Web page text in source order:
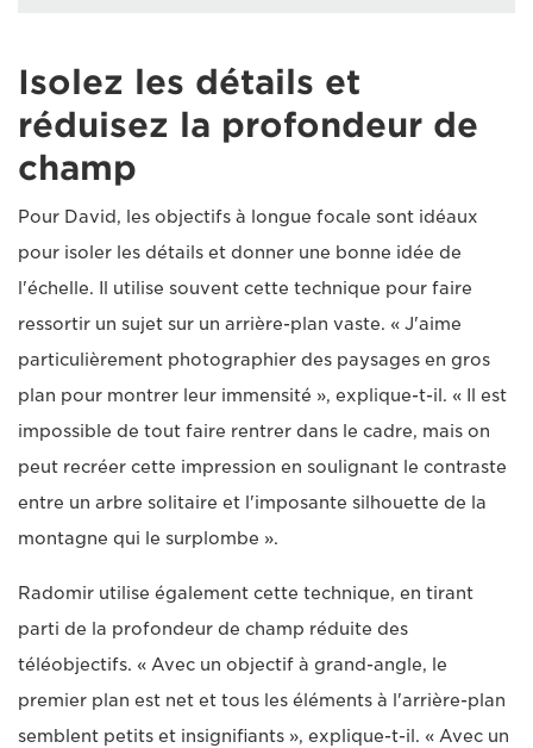
Isolez les détails et
réduisez la profondeur de
champ
Pour David, les objectifs à longue focale sont idéaux
pour isoler les détails et donner une bonne idée de
l'échelle. Il utilise souvent cette technique pour faire
ressortir un sujet sur un arrière-plan vaste. « J'aime
particulièrement photographier des paysages en gros
plan pour montrer leur immensité », explique-t-il. « Il est
impossible de tout faire rentrer dans le cadre, mais on
peut recréer cette impression en soulignant le contraste
entre un arbre solitaire et l'imposante silhouette de la
montagne qui le surplombe ».
Radomir utilise également cette technique, en tirant
parti de la profondeur de champ réduite des
téléobjectifs. « Avec un objectif à grand-angle, le
premier plan est net et tous les éléments à l'arrière-plan
semblent petits et insignifiants », explique-t-il. « Avec un